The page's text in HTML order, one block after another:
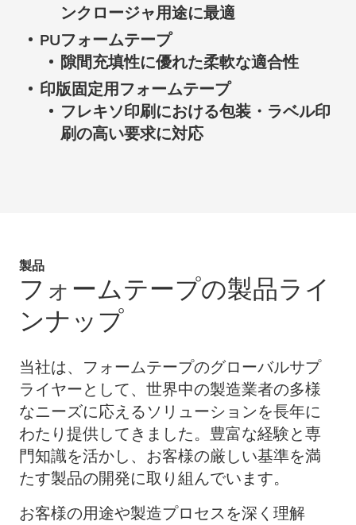
ンクロージャ用途に最適
PUフォームテープ
隙間充填性に優れた柔軟な適合性
印版固定用フォームテープ
フレキソ印刷における包装・ラベル印
刷の高い要求に対応
製品
フォームテープの製品ライ
ンナップ
当社は、フォームテープのグローバルサプ
ライヤーとして、世界中の製造業者の多様
なニーズに応えるソリューションを長年に
わたり提供してきました。豊富な経験と専
門知識を活かし、お客様の厳しい基準を満
たす製品の開発に取り組んでいます。
お客様の用途や製造プロセスを深く理解